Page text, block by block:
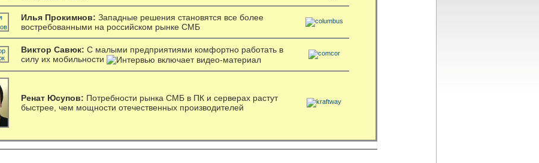
Илья Прокимнов: Западные решения становятся все более
востребованными на российском рынке СМБ
Виктор Савюк: С малыми предприятиями комфортно работать в
силу их мобильности
Ренат Юсупов: Потребности рынка СМБ в ПК и серверах растут
быстрее, чем мощности отечественных производителей